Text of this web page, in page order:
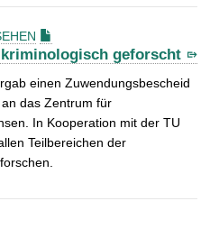
geforscht
einen Zuwendungsbescheid
das Zentrum für
In Kooperation mit der TU
Teilbereichen der